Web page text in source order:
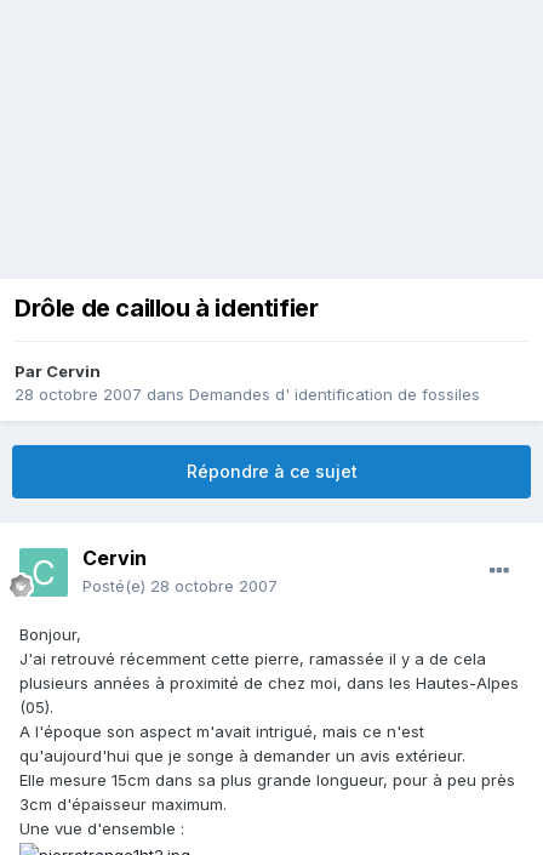
Drôle de caillou à identifier
Par Cervin
28 octobre 2007 dans Demandes d' identification de fossiles
Répondre à ce sujet
Cervin
Posté(e) 28 octobre 2007
Bonjour,
J'ai retrouvé récemment cette pierre, ramassée il y a de cela
plusieurs années à proximité de chez moi, dans les Hautes-Alpes
(05).
A l'époque son aspect m'avait intrigué, mais ce n'est
qu'aujourd'hui que je songe à demander un avis extérieur.
Elle mesure 15cm dans sa plus grande longueur, pour à peu près
3cm d'épaisseur maximum.
Une vue d'ensemble :